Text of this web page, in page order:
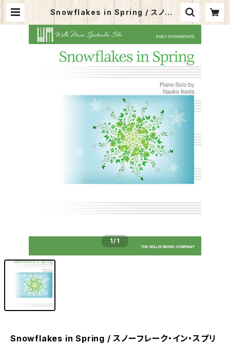
Snowflakes in Spring / スノーフ
レーク・イン・スプリング | サウンズ・
ア・ラ・カルト オンラインショップ
1/1
Snowflakes in Spring / スノーフレーク・イン・スプリ